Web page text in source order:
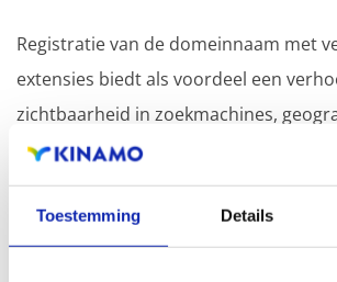
Toestemming Details
Registratie van de domeinnaam met
extensies biedt als voordeel een
zichtbaarheid in zoekmachines,
aanwezigheid en verbeterde
zoekresultaten in zoekmachines.
Registreer uw domeinnamen